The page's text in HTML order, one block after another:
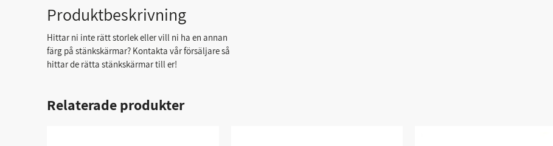
Produktbeskrivning
Hittar ni inte rätt storlek eller vill ni ha en annan
färg på stänkskärmar? Kontakta vår försäljare så
hittar de rätta stänkskärmar till er!
Relaterade produkter